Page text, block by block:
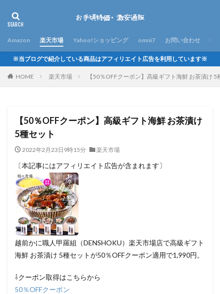
Amazon 楽天市場 Yahoo!ショッピング omni7 お問い合わせ
※当ブログで紹介している商品はアフィリエイト広告を利用しています※
HOME 楽天市場 【50％OFFクーポン】高級ギフト海鮮 お茶漬け 5
【50％OFFクーポン】高級ギフト海鮮 お茶漬け
5種セット
2022年2月23日9時15分 楽天市場
〔本記事にはアフィリエイト広告が含まれます〕
越前かに職人甲羅組（DENSHOKU）楽天市場店で高級ギフト
海鮮 お茶漬け 5種セットが50％OFFクーポン適用で1,990円。
⇩クーポン取得はこちらから
50％OFFクーポン